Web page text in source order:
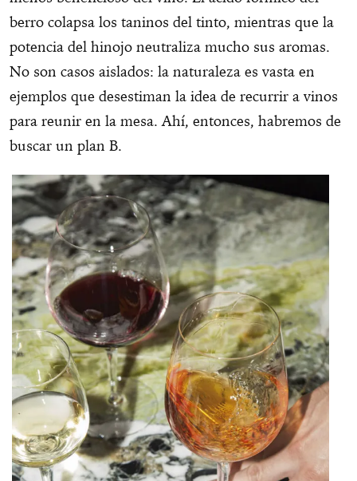
berro colapsa los taninos del tinto, mientras que la
potencia del hinojo neutraliza mucho sus aromas.
No son casos aislados: la naturaleza es vasta en
ejemplos que desestiman la idea de recurrir a vinos
para reunir en la mesa. Ahí, entonces, habremos de
buscar un plan B.